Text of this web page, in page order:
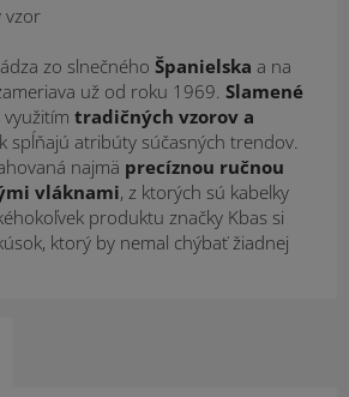
vzor
zo slnečného Španielska a na
už od roku 1969. Slamené
tradičných vzorov a
spĺňajú atribúty súčasných trendov.
najmä precíznou ručnou
vláknami, z ktorých sú kabelky
produktu značky Kbas si
ktorý by nemal chýbať žiadnej